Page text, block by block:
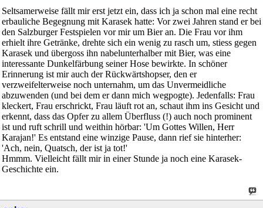
Seltsamerweise fällt mir erst jetzt ein, dass ich ja schon mal eine recht
erbauliche Begegnung mit Karasek hatte: Vor zwei Jahren stand er bei
den Salzburger Festspielen vor mir um Bier an. Die Frau vor ihm
erhielt ihre Getränke, drehte sich ein wenig zu rasch um, stiess gegen
Karasek und übergoss ihn nabelunterhalber mit Bier, was eine
interessante Dunkelfärbung seiner Hose bewirkte. In schöner
Erinnerung ist mir auch der Rückwärtshopser, den er
verzweifelterweise noch unternahm, um das Unvermeidliche
abzuwenden (und bei dem er dann mich wegpogte). Jedenfalls: Frau
kleckert, Frau erschrickt, Frau läuft rot an, schaut ihm ins Gesicht und
erkennt, dass das Opfer zu allem Überfluss (!) auch noch prominent
ist und ruft schrill und weithin hörbar: 'Um Gottes Willen, Herr
Karajan!' Es entstand eine winzige Pause, dann rief sie hinterher:
'Ach, nein, Quatsch, der ist ja tot!'
Hmmm. Vielleicht fällt mir in einer Stunde ja noch eine Karasek-
Geschichte ein.